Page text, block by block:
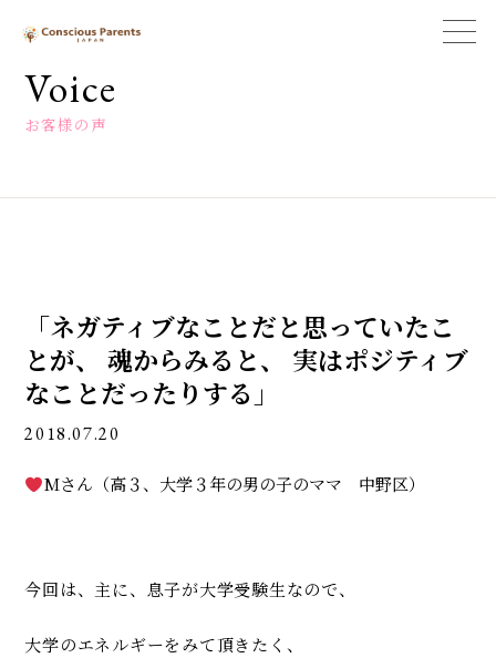
一
社
法
ン
レ
ン
ツ
ャ
ン
Voice
お客様の声
「ネガティブなことだと思っていたこ
とが、 魂からみると、 実はポジティブ
なことだったりする」
2018.07.20
Mさん（高３、大学３年の男の子のママ 中野区）
今回は、主に、息子が大学受験生なので、
大学のエネルギーをみて頂きたく、